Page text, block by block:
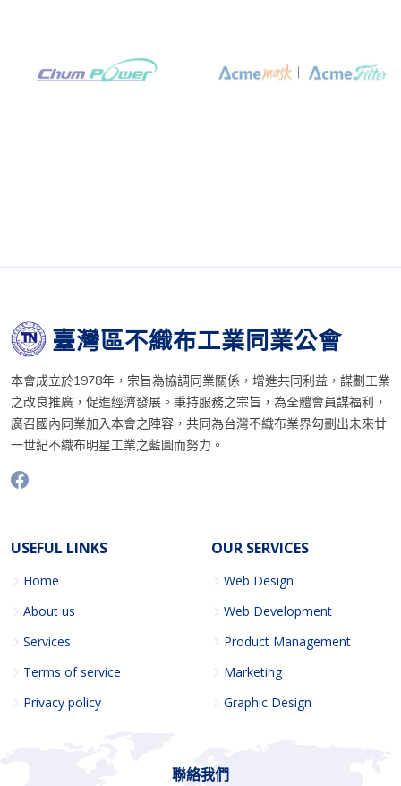
臺灣區不織布工業同業公會
本會成立於1978年，宗旨為協調同業關係，增進共同利益，謀劃工業
之改良推廣，促進經濟發展。秉持服務之宗旨，為全體會員謀福利，
廣召國內同業加入本會之陣容，共同為台灣不織布業界勾劃出未來廿
一世紀不織布明星工業之藍圖而努力。
USEFUL LINKS
Home
About us
Services
Terms of service
Privacy policy
OUR SERVICES
Web Design
Web Development
Product Management
Marketing
Graphic Design
聯絡我們